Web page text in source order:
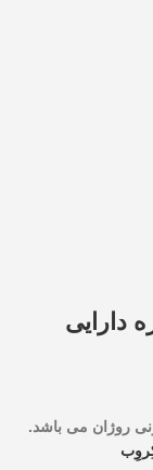
دارایی
روژان می باشد.